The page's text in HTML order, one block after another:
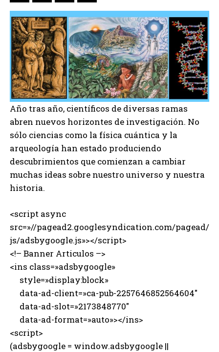
Año tras año, científicos de diversas ramas
abren nuevos horizontes de investigación. No
sólo ciencias como la física cuántica y la
arqueología han estado produciendo
descubrimientos que comienzan a cambiar
muchas ideas sobre nuestro universo y nuestra
historia.
<script async
src=»//pagead2.googlesyndication.com/pagead/
js/adsbygoogle.js»></script>
<!– Banner Articulos –>
<ins class=»adsbygoogle»
style=»display:block»
data-ad-client=»ca-pub-2257646852564604″
data-ad-slot=»2173848770″
data-ad-format=»auto»></ins>
<script>
(adsbygoogle = window.adsbygoogle ||